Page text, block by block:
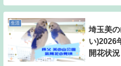
生活
埼玉美
い)2026
開花状況